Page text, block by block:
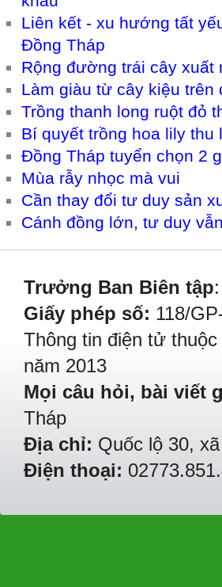
Liên kết - xu hướng tất
Đồng Tháp
Rộng đường trái cây xuất
Làm giàu từ cây kiệu trên
Trồng thanh long ruột đỏ
Bí quyết trồng hoa lily thu
Đồng Tháp tuyển chọn 2
Mùa rẫy nhọc mà vui
Cần thay đổi tư duy sản
Cánh đồng lớn, tư duy
Trưởng Ban Biên tập
Giấy phép số: 118/
Thông tin điện tử
năm 2013
Mọi câu hỏi, bài viết
Tháp
Địa chỉ: Quốc lộ 30,
Điện thoại: